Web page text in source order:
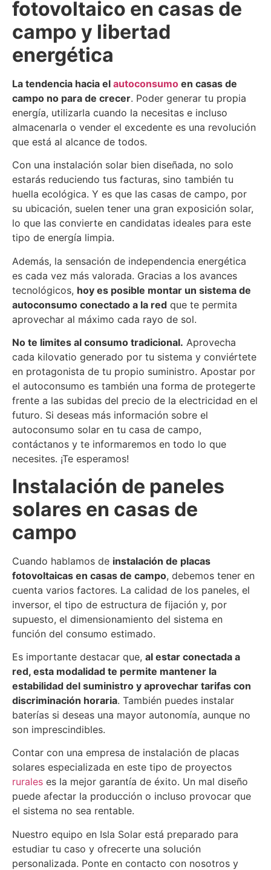
fotovoltaico en casas de
campo y libertad
energética
La tendencia hacia el autoconsumo en casas de
campo no para de crecer. Poder generar tu propia
energía, utilizarla cuando la necesitas e incluso
almacenarla o vender el excedente es una revolución
que está al alcance de todos.
Con una instalación solar bien diseñada, no solo
estarás reduciendo tus facturas, sino también tu
huella ecológica. Y es que las casas de campo, por
su ubicación, suelen tener una gran exposición solar,
lo que las convierte en candidatas ideales para este
tipo de energía limpia.
Además, la sensación de independencia energética
es cada vez más valorada. Gracias a los avances
tecnológicos, hoy es posible montar un sistema de
autoconsumo conectado a la red que te permita
aprovechar al máximo cada rayo de sol.
No te limites al consumo tradicional. Aprovecha
cada kilovatio generado por tu sistema y conviértete
en protagonista de tu propio suministro. Apostar por
el autoconsumo es también una forma de protegerte
frente a las subidas del precio de la electricidad en el
futuro. Si deseas más información sobre el
autoconsumo solar en tu casa de campo,
contáctanos y te informaremos en todo lo que
necesites. ¡Te esperamos!
Instalación de paneles
solares en casas de
campo
Cuando hablamos de instalación de placas
fotovoltaicas en casas de campo, debemos tener en
cuenta varios factores. La calidad de los paneles, el
inversor, el tipo de estructura de fijación y, por
supuesto, el dimensionamiento del sistema en
función del consumo estimado.
Es importante destacar que, al estar conectada a
red, esta modalidad te permite mantener la
estabilidad del suministro y aprovechar tarifas con
discriminación horaria. También puedes instalar
baterías si deseas una mayor autonomía, aunque no
son imprescindibles.
Contar con una empresa de instalación de placas
solares especializada en este tipo de proyectos
rurales es la mejor garantía de éxito. Un mal diseño
puede afectar la producción o incluso provocar que
el sistema no sea rentable.
Nuestro equipo en Isla Solar está preparado para
estudiar tu caso y ofrecerte una solución
personalizada. Ponte en contacto con nosotros y